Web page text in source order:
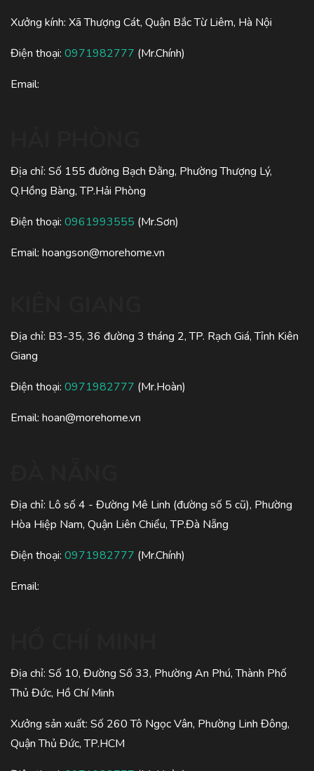
Xưởng kính: Xã Thượng Cát, Quận Bắc Từ Liêm, Hà Nội
Điện thoại: 0971982777 (Mr.Chính)
Email:
Địa chỉ: Số 155 đường Bạch Đằng, Phường Thượng Lý,
Q.Hồng Bàng, TP.Hải Phòng
Điện thoại: 0961993555 (Mr.Sơn)
Email: hoangson@morehome.vn
Địa chỉ: B3-35, 36 đường 3 tháng 2, TP. Rạch Giá, Tỉnh Kiên
Giang
Điện thoại: 0971982777 (Mr.Hoàn)
Email: hoan@morehome.vn
Địa chỉ: Lô số 4 - Đường Mê Linh (đường số 5 cũ), Phường
Hòa Hiệp Nam, Quận Liên Chiểu, TP.Đà Nẵng
Điện thoại: 0971982777 (Mr.Chính)
Email:
Địa chỉ: Số 10, Đường Số 33, Phường An Phú, Thành Phố
Thủ Đức, Hồ Chí Minh
Xưởng sản xuất: Số 260 Tô Ngọc Vân, Phường Linh Đông,
Quận Thủ Đức, TP.HCM